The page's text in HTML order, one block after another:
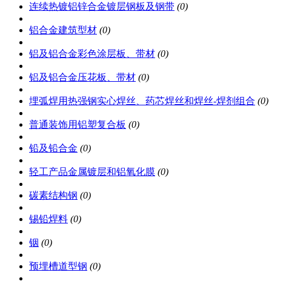
连续热镀铝锌合金镀层钢板及钢带 (0)
铝合金建筑型材 (0)
铝及铝合金彩色涂层板、带材 (0)
铝及铝合金压花板、带材 (0)
埋弧焊用热强钢实心焊丝、药芯焊丝和焊丝-焊剂组合 (0)
普通装饰用铝塑复合板 (0)
铅及铅合金 (0)
轻工产品金属镀层和铝氧化膜 (0)
碳素结构钢 (0)
锡铅焊料 (0)
铟 (0)
预埋槽道型钢 (0)